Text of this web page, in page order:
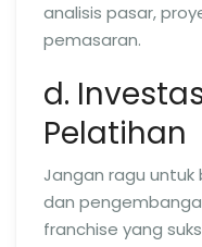
analisis pasar,
pemasaran.
d.
Pelatihan
Jangan ragu
dan
franchise yang